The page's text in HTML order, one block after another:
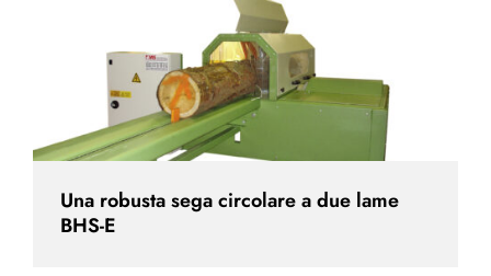
Una robusta sega circolare a due lame
BHS-E